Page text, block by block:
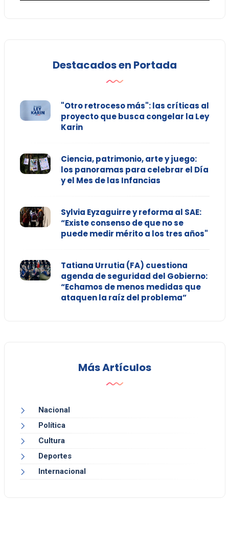
Destacados en Portada
"Otro retroceso más": las críticas al
proyecto que busca congelar la Ley
Karin
Ciencia, patrimonio, arte y juego:
los panoramas para celebrar el Día
y el Mes de las Infancias
Sylvia Eyzaguirre y reforma al SAE:
“Existe consenso de que no se
puede medir mérito a los tres años"
Tatiana Urrutia (FA) cuestiona
agenda de seguridad del Gobierno:
“Echamos de menos medidas que
ataquen la raíz del problema”
Más Artículos
Nacional
Política
Cultura
Deportes
Internacional